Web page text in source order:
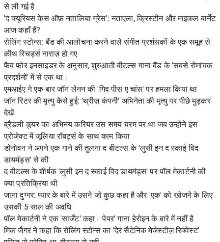
से ली गई है
'द क्यूरियस केस ऑफ़ नतालिया ग्रेस': नताएला, क्रिस्टीन और माइकल बार्नेट
आज कहाँ हैं?
रोलिंग स्टोन्स: बैंड की आलोचना करने वाले संगीत प्रशंसकों के एक समूह से
कीथ रिचर्ड्स नाराज़ हो गए
फैब फोर इनसाइडर के अनुसार, शुरुआती बीटल्स गाना बैंड के 'सबसे रोमांचक
प्रदर्शनों' में से एक था।
एमआईए ने एक बार जॉन लेनन की 'गिव पीस ए चांस' पर हमला किया था
जॉन रिटर की मृत्यु कैसे हुई: 'थ्रीज़ कंपनी' अभिनेता की मृत्यु पर पीछे मुड़कर
देखें
ब्रैडली कूपर का अभिनय करियर उस समय चरम पर था जब उन्होंने इस
प्रोजेक्ट में जूलिया रॉबर्ट्स के साथ काम किया
डोनोवन ने अपने एक गाने की तुलना द बीटल्स के 'लुसी इन द स्काई विद
डायमंड्स' से की
द बीटल्स के शीर्षक 'लुसी इन द स्काई विद डायमंड्स' पर पॉल मेकार्टनी की
क्या प्रतिक्रिया थी
जाना दुग्गर: प्यार के बारे में उसने जो कुछ कहा है और 'एक' को खोजने के लिए
उसकी 5 साल की अवधि
पॉल मेकार्टनी ने एक 'सार्जेंट' कहा। पेपर' गाना हेरोइन के बारे में नहीं है
मिक जैगर ने कहा कि रोलिंग स्टोन्स का 'देर सैटेनिक मेजेस्टीज़ रिक्वेस्ट'